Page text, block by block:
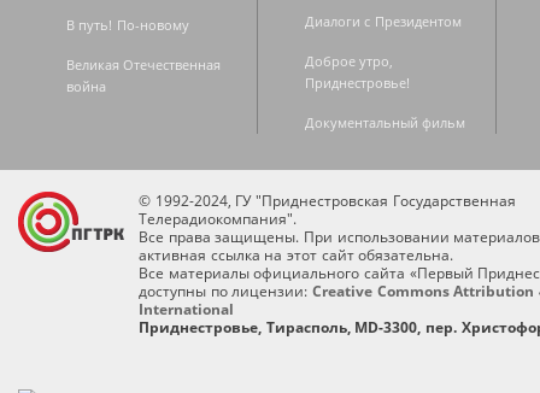
В путь! По-новому
Великая Отечественная
война
Диалоги с Президентом
Доброе утро,
Приднестровье!
Документальный фильм
© 1992-2024, ГУ "Приднестровская Государственная
Телерадиокомпания".
Все права защищены. При использовании
активная ссылка на этот сайт обязательна.
Все материалы официального сайта «Первый
доступны по лицензии: Creative Commons Attribution
International
Приднестровье, Тирасполь, MD-3300, пер.